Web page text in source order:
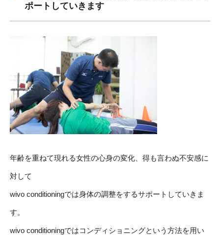
ポートしていきます
年齢を重ねて現れる女性の心身の変化、得も言わぬ不安感に
対して
wivo conditioningでは身体の調整をするサポートしていきま
す。
wivo conditioningではコンディショニングという方法を用い